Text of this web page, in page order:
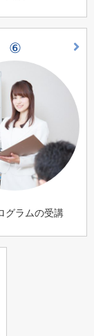
⑥
グラムの受講